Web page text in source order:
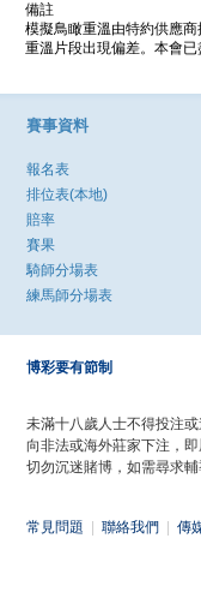
備註
模擬鳥瞰重溫由特約供應
重溫片段出現偏差。本會
賽事資料
報名表
排位表(本地)
賠率
賽果
騎師分場表
練馬師分場表
博彩要有節制
未滿十八歲人士不得投注或
向非法或海外莊家下注，即
切勿沉迷賭博，如需尋求
常見問題 聯絡我們 傳